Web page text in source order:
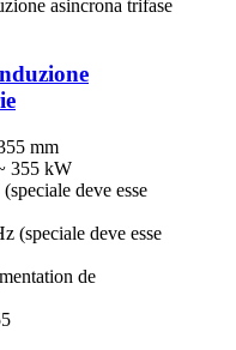
mm
355 kW
deve esse
(speciale deve esse
de